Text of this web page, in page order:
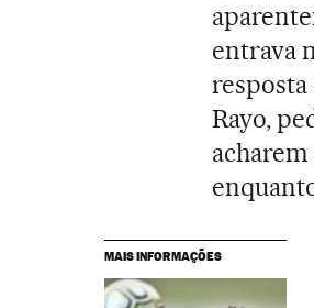
entrava
resposta
Rayo,
MAIS INFORMAÇÕES